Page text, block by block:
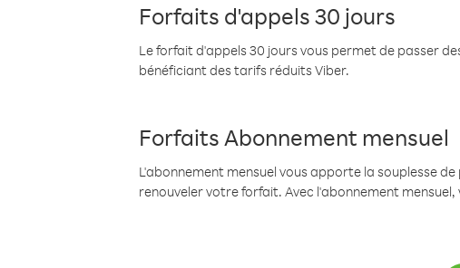
Forfaits d'appels 30 jours
Le forfait d'appels 30 jours vous permet de passer
bénéficiant des tarifs réduits Viber.
Forfaits Abonnement mensuel
L'abonnement mensuel vous apporte la souplesse
renouveler votre forfait. Avec l'abonnement